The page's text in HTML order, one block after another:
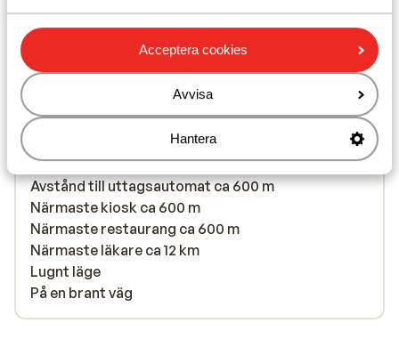
Acceptera cookies
Avvisa
Hantera
I området
Avstånd till stranden ca 150 m (sandstrand, via en
lätt sluttande väg)
Avstånd till centrum: skiatos stad är ca 12 km
Avstånd till flygplats ca 12 km
Avstånd till hamnen ca 10 km
Avstånd till busshållplats ca 150 m
Avstånd till uttagsautomat ca 600 m
Närmaste kiosk ca 600 m
Närmaste restaurang ca 600 m
Närmaste läkare ca 12 km
Lugnt läge
På en brant väg